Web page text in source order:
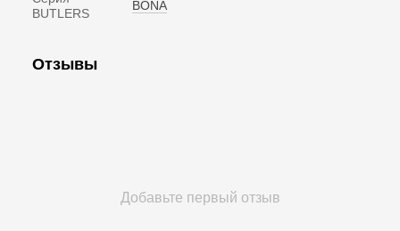
BUTLERS
BONA
Отзывы
Добавьте первый отзыв